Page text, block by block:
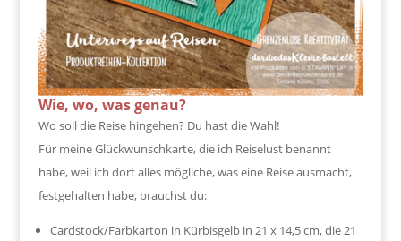
Wie, wo, was genau?
Wo soll die Reise hingehen? Du hast die Wahl!
Für meine Glückwunschkarte, die ich Reiselust benannt
habe, weil ich dort alles mögliche, was eine Reise ausmacht,
festgehalten habe, brauchst du:
Cardstock/Farbkarton in Kürbisgelb in 21 x 14,5 cm, die 21